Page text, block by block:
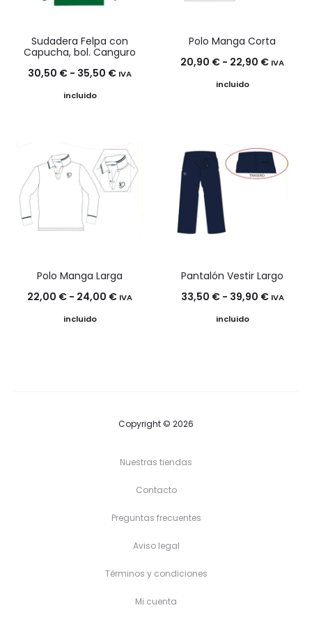
Sudadera Felpa con
Capucha, bol. Canguro
30,50 € - 35,50 €Rango
30,50 €
hasta
IVA
incluido
Polo Manga Corta
20,90 € - 22,90 €Rango
hasta
IVA
incluido
Polo Manga Larga
22,00 € - 24,00 €Rango
24,00 €
IVA
incluido
Pantalón Vestir Largo
33,50 € - 39,90 €Rango
IVA
incluido
Copyright © 2026
Nuestras tiendas
Contacto
Preguntas frecuentes
Aviso legal
Términos y condiciones
Mi cuenta